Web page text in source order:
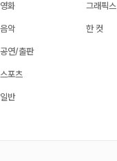
영화
음악
공연/출판
스포츠
일반
그래픽스
한 컷